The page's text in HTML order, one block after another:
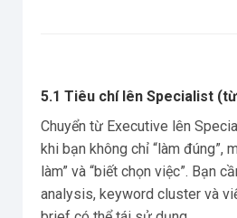
5.1 Tiêu chí lên Specialist
Chuyển từ Executive lên
khi bạn không chỉ “làm đúng”,
làm” và “biết chọn việc”. Bạn
analysis, keyword cluster và